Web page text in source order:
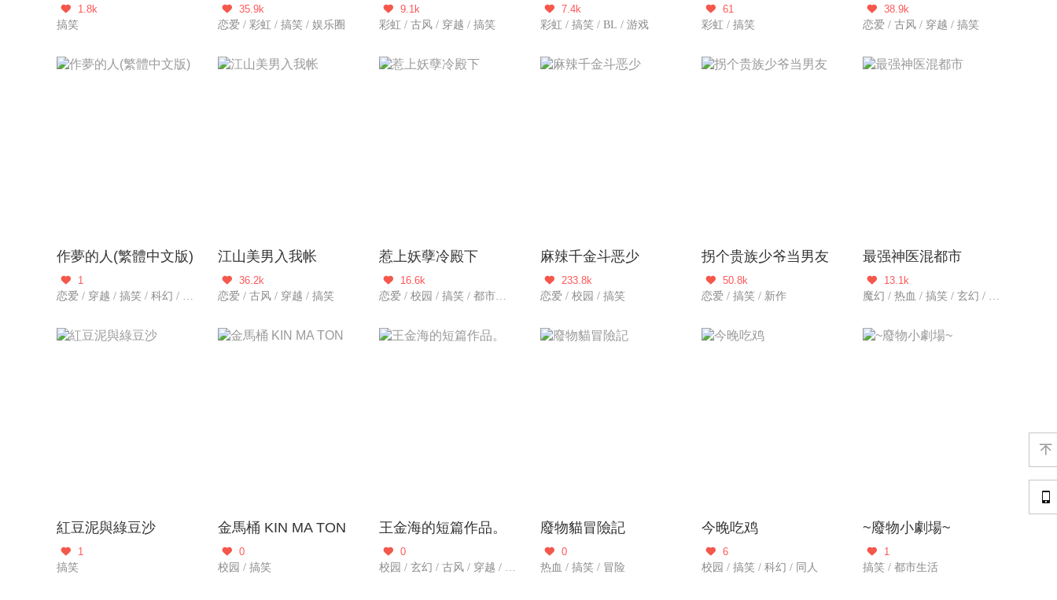

1.8k
搞笑

35.9k
恋爱 / 彩虹 / 搞笑 / 娱乐圈

9.1k
彩虹 / 古风 / 穿越 / 搞笑

7.4k
彩虹 / 搞笑 / BL / 游戏

61
彩虹 / 搞笑

38.9k
恋爱 / 古风 / 穿越 / 搞笑
作夢的人(繁體中文版)

1
恋爱 / 穿越 / 搞笑 / 科幻 / 悬疑 / 都市爱情 / 冒险 / 都市生活
江山美男入我帐

36.2k
恋爱 / 古风 / 穿越 / 搞笑
惹上妖孽冷殿下

16.6k
恋爱 / 校园 / 搞笑 / 都市爱情
麻辣千金斗恶少

233.8k
恋爱 / 校园 / 搞笑
拐个贵族少爷当男友

50.8k
恋爱 / 搞笑 / 新作
最强神医混都市

13.1k
魔幻 / 热血 / 搞笑 / 玄幻 / 都市生活 / 新作
紅豆泥與綠豆沙

1
搞笑
金馬桶 KIN MA TON

0
校园 / 搞笑
王金海的短篇作品。

0
校园 / 玄幻 / 古风 / 穿越 / 搞笑 / 总裁 / 武侠仙侠 / 历史军事 / 冒险 / 都市生活 / 百合
廢物貓冒險記

0
热血 / 搞笑 / 冒险
今晚吃鸡

6
校园 / 搞笑 / 科幻 / 同人
~廢物小劇場~

1
搞笑 / 都市生活
